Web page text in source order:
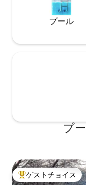
プール
プ
大好評のゲストチョ
ゲストチョイス